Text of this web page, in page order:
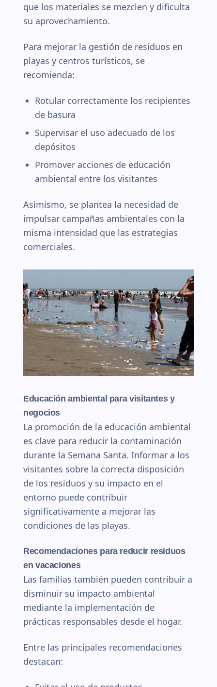
que los materiales se mezclen y dificulta
su aprovechamiento.
Para mejorar la gestión de residuos en
playas y centros turísticos, se
recomienda:
Rotular correctamente los recipientes
de basura
Supervisar el uso adecuado de los
depósitos
Promover acciones de educación
ambiental entre los visitantes
Asimismo, se plantea la necesidad de
impulsar campañas ambientales con la
misma intensidad que las estrategias
comerciales.
Educación ambiental para visitantes y
negocios
La promoción de la educación ambiental
es clave para reducir la contaminación
durante la Semana Santa. Informar a los
visitantes sobre la correcta disposición
de los residuos y su impacto en el
entorno puede contribuir
significativamente a mejorar las
condiciones de las playas.
Recomendaciones para reducir residuos
en vacaciones
Las familias también pueden contribuir a
disminuir su impacto ambiental
mediante la implementación de
prácticas responsables desde el hogar.
Entre las principales recomendaciones
destacan: